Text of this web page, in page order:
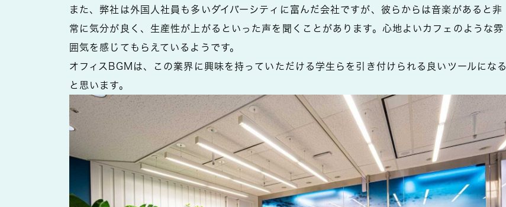
また、弊社は外国人社員も多いダイバーシティに富んだ会社ですが、彼らからは音楽があると非
常に気分が良く、生産性が上がるといった声を聞くことがあります。心地よいカフェのような雰
囲気を感じてもらえているようです。
オフィスBGMは、この業界に興味を持っていただける学生らを引き付けられる良いツールになる
と思います。